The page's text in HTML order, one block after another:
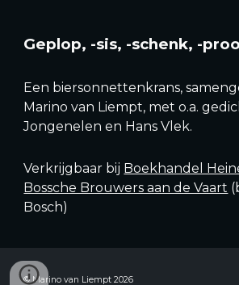
Geplop, -sis, -schenk, -
Een biersonnettenkrans,
Marino van Liempt, met o.a.
Jongenelen en Hans Vlek.
Verkrijgbaar bij Boekhandel
Bossche Brouwers aan de Vaart
Bosch)
©Marino van Liempt 2026